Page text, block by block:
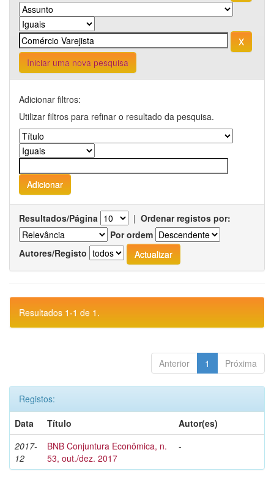
Iniciar uma nova pesquisa
Adicionar filtros:
Utilizar filtros para refinar o resultado da pesquisa.
Resultados/Página | Ordenar registos por:
Por ordem
Autores/Registo
Resultados 1-1 de 1.
Anterior 1 Próxima
Registos:
Data
Título
Autor(es)
2017-
12
BNB Conjuntura Econômica, n.
53, out./dez. 2017
-